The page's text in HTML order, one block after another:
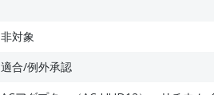
非対象
適合/例外承認